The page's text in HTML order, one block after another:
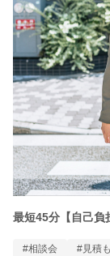
最短45分【自己
#相談会 #見積